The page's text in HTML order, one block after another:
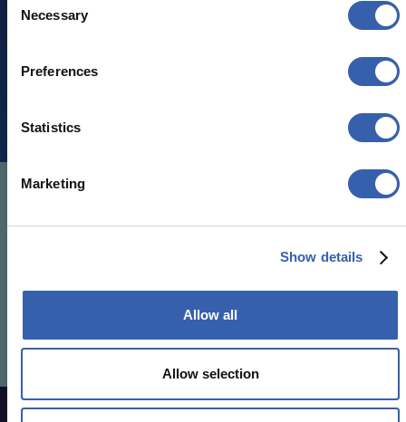
Selection
Necessary
Preferences
Statistics
Marketing
Show details
Allow all
Allow selection
Con las APIs de BizAway, ofrece a tus clientes una
Solicita más información
Solicita más información